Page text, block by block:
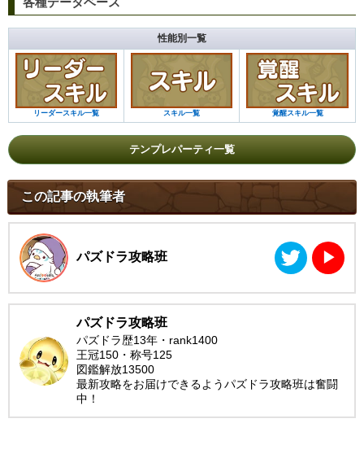
性能別一覧
リーダースキル一覧 スキル一覧 覚醒スキル一覧
テンプレパーティ一覧
この記事の執筆者
パズドラ攻略班 ▶︎
パズドラ攻略班
パズドラ歴13年・rank1400
王冠150・称号125
図鑑解放13500
最新攻略をお届けできるようパズドラ攻略班は奮闘
中！